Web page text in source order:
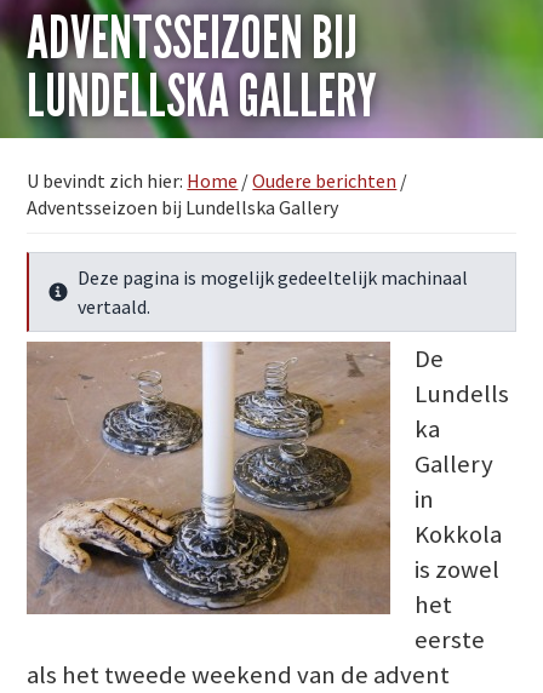
ADVENTSSEIZOEN BIJ
LUNDELLSKA GALLERY
U bevindt zich hier: Home /Oudere berichten /
Adventsseizoen bij Lundellska Gallery
Meer info
Deze pagina is mogelijk gedeeltelijk machinaal
vertaald.
De
Lundells
ka
Gallery
in
Kokkola
is zowel
het
eerste
als het tweede weekend van de advent